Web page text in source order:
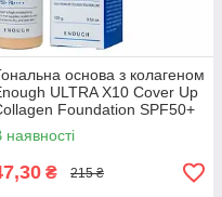
основа з колагеном
ULTRA X10 Cover Up
Foundation SPF50+
No21 (100 g)
наявності
₴ 215 ₴